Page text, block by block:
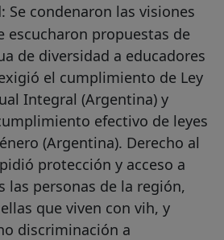
Se condenaron las visiones
escucharon propuestas de
de diversidad a educadores
el cumplimiento de Ley
Integral (Argentina) y
efectivo de leyes
(Argentina). Derecho al
protección y acceso a
las personas de la región,
que viven con vih, y
discriminación a